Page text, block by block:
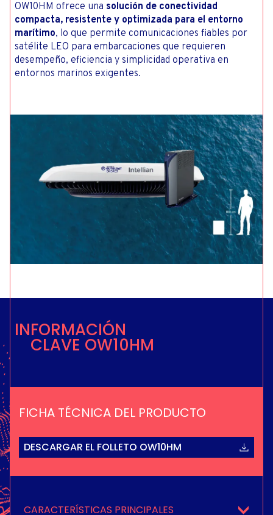
OW10HM ofrece una solución de conectividad
compacta, resistente y optimizada para el entorno
marítimo, lo que permite comunicaciones fiables por
satélite LEO para embarcaciones que requieren
desempeño, eficiencia y simplicidad operativa en
entornos marinos exigentes.
INFORMACIÓN
CLAVE OW10HM
CARACTERÍSTICAS PRINCIPALES
FICHA TÉCNICA DEL PRODUCTO
DESCARGAR EL FOLLETO OW10HM